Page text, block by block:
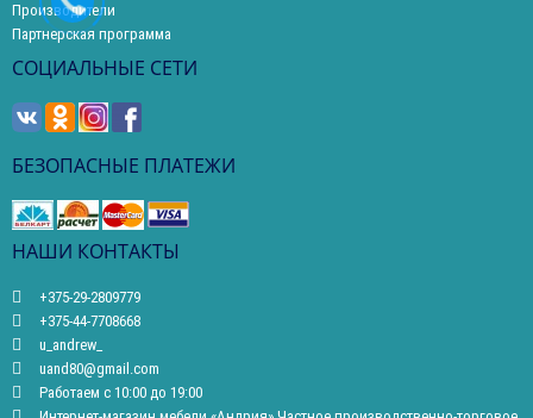
Производители
Партнерская программа
СОЦИАЛЬНЫЕ СЕТИ
БЕЗОПАСНЫЕ ПЛАТЕЖИ
НАШИ КОНТАКТЫ
+375-29-2809779
+375-44-7708668
u_andrew_
uand80@gmail.com
Работаем с 10:00 до 19:00